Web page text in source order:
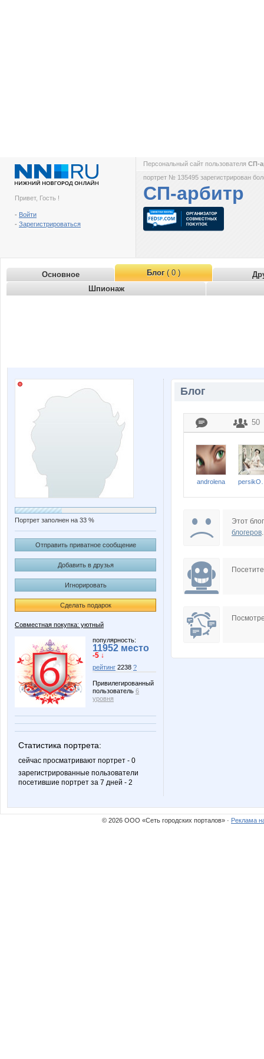
Привет, Гость !
- Войти
- Зарегистрироваться
Персональный сайт пользователя СП-
портрет № 135495 зарегистрирован
СП-арбитр
Основное Блог( 0 )
Шпионаж
Портрет заполнен на 33 %
Отправить приватное сообщение
Добавить в друзья
Игнорировать
Сделать подарок
Совместная покупка: уютный
популярность:
11952 место
-5 ↓
рейтинг 2238 ?
Привилегированный
пользователь 6
уровня
Статистика портрета:
сейчас просматривают портрет - 0
зарегистрированные пользователи
посетившие портрет за 7 дней - 2
Блог
50
androlena
Этот
блогеров.
© 2026 ООО «Сеть городских порталов» · Реклама